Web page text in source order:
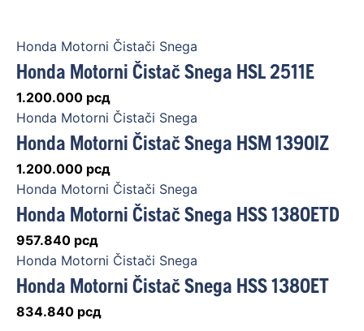
Honda Motorni Čistači Snega
Honda Motorni Čistač Snega HSL 2511E
1.200.000 рсд
Honda Motorni Čistači Snega
Honda Motorni Čistač Snega HSM 1390IZ
1.200.000 рсд
Honda Motorni Čistači Snega
Honda Motorni Čistač Snega HSS 1380ETD
957.840 рсд
Honda Motorni Čistači Snega
Honda Motorni Čistač Snega HSS 1380ET
834.840 рсд